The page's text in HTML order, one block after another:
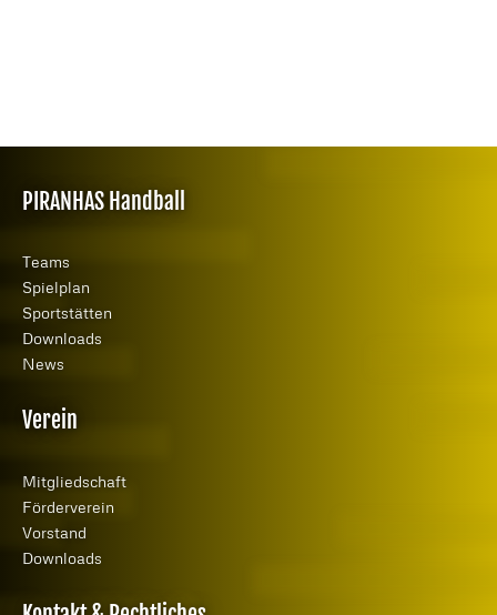
PIRANHAS Handball
Teams
Spielplan
Sportstätten
Downloads
News
Verein
Mitgliedschaft
Förderverein
Vorstand
Downloads
externe Dienste — Datenschutz des Anbieters gilt
kein heimlicher Datenaustausch sonst wohin
kein Tracking